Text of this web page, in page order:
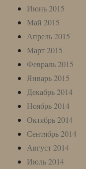
Июнь 2015
Май 2015
Апрель 2015
Март 2015
Февраль 2015
Январь 2015
Декабрь 2014
Ноябрь 2014
Октябрь 2014
Сентябрь 2014
Август 2014
Июль 2014